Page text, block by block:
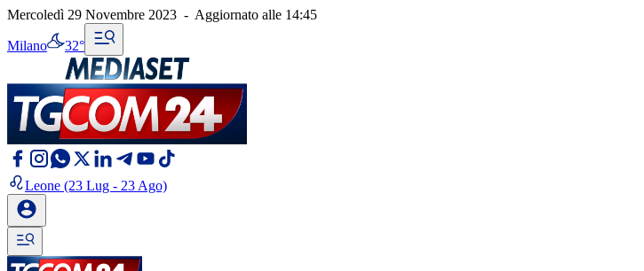
Mercoledì 29 Novembre 2023 - Aggiornato alle 14:45
Milano 32°
Leone (23 Lug - 23 Ago)